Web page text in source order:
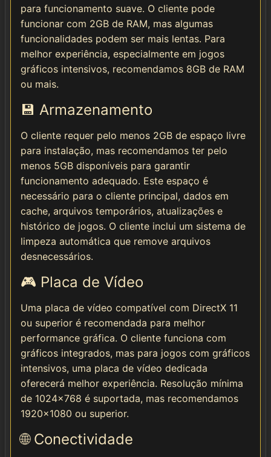
para funcionamento suave. O cliente pode
funcionar com 2GB de RAM, mas algumas
funcionalidades podem ser mais lentas. Para
melhor experiência, especialmente em jogos
gráficos intensivos, recomendamos 8GB de RAM
ou mais.
💾 Armazenamento
O cliente requer pelo menos 2GB de espaço livre
para instalação, mas recomendamos ter pelo
menos 5GB disponíveis para garantir
funcionamento adequado. Este espaço é
necessário para o cliente principal, dados em
cache, arquivos temporários, atualizações e
histórico de jogos. O cliente inclui um sistema de
limpeza automática que remove arquivos
desnecessários.
🎮 Placa de Vídeo
Uma placa de vídeo compatível com DirectX 11
ou superior é recomendada para melhor
performance gráfica. O cliente funciona com
gráficos integrados, mas para jogos com gráficos
intensivos, uma placa de vídeo dedicada
oferecerá melhor experiência. Resolução mínima
de 1024x768 é suportada, mas recomendamos
1920x1080 ou superior.
🌐 Conectividade